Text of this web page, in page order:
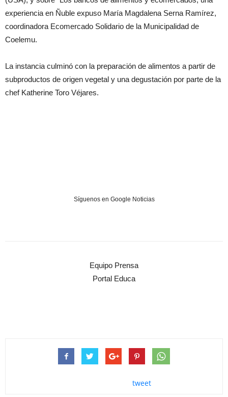
experiencia en Ñuble expuso María Magdalena Serna Ramírez,
coordinadora Ecomercado Solidario de la Municipalidad de
Coelemu.
La instancia culminó con la preparación de alimentos a partir de
subproductos de origen vegetal y una degustación por parte de la
chef Katherine Toro Véjares.
Síguenos en Google Noticias
Equipo Prensa
Portal Educa
tweet